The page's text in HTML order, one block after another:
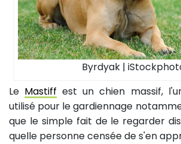
Byrdyak |
Le Mastiff est un chien massif,
utilisé pour le gardiennage
que le simple fait de le regarder
quelle personne censée de s'en